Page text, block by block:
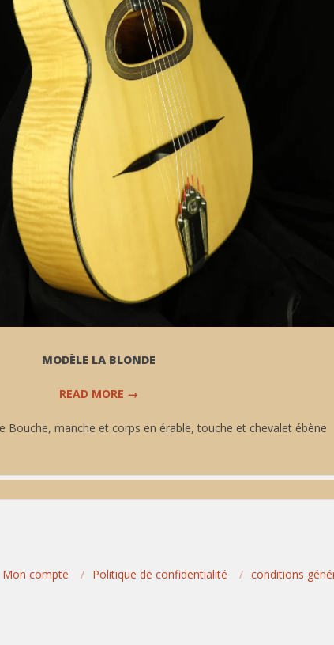
MODÈLE LA BLONDE
READ MORE →
Bouche, manche et corps en érable, touche et chevalet ébène
Mon compte Politique de confidentialité conditions